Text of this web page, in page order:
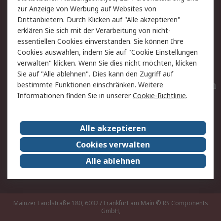
Hilfe
Privatkunden
Rechtliches
AGB
Datenschutz
Cookie-Richtlinie
Zahlungsbedingungen
Copyright/Impressum
Entsorgung
Elektrogeräte/Batterien
RS weltweit
Karriere bei RS
Nachhaltigkeit
Qualität/Umwelt/ZertifikatePresse-Center
Event-Center
Mainzer Landstraße 180, 60327 Frankfurt am Main © RS Components
GmbH,
zur Anzeige von Werbung auf Websites von
Drittanbietern. Durch Klicken auf "Alle akzeptieren"
erklären Sie sich mit der Verarbeitung von nicht-
essentiellen Cookies einverstanden. Sie können Ihre
Cookies auswählen, indem Sie auf "Cookie Einstellungen
verwalten" klicken. Wenn Sie dies nicht möchten, klicken
Sie auf "Alle ablehnen". Dies kann den Zugriff auf
bestimmte Funktionen einschränken. Weitere
Informationen finden Sie in unsererCookie-Richtlinie.
Alle akzeptieren
Cookies verwalten
Alle ablehnen